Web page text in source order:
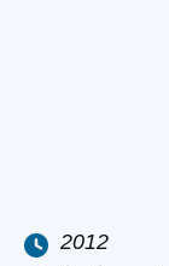
2012